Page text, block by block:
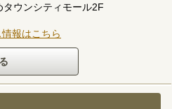
ウンシティモール2F
報はこちら